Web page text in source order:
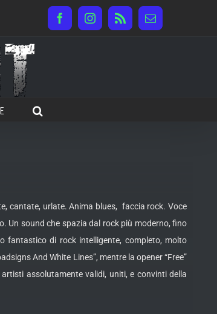
FacebookInstagram
Rss Email
cantate, urlate. Anima blues, faccia rock. Voce
Un sound che spazia dal rock più moderno, fino
fantastico di rock intelligente, completo, molto
And White Lines”, mentre la opener “Free”
assolutamente validi, uniti, e convinti della